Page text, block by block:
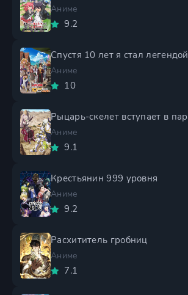
Аниме
9.2
Спустя 10 лет я стал легендой
Аниме
10
Аниме
9.1
Крестьянин 999 уровня
Аниме
9.2
Расхититель гробниц
Аниме
7.1